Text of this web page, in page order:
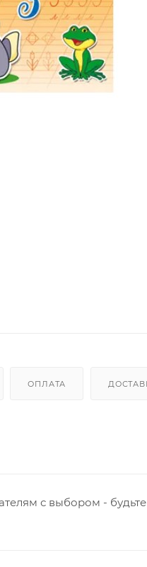
ОПЛАТА
с выбором -